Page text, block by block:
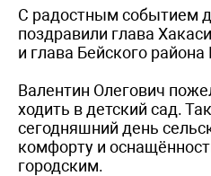
С радостным событием
поздравили глава
и глава Бейского
Валентин Олегович
ходить в детский сад.
сегодняшний день
комфорту и
городским.